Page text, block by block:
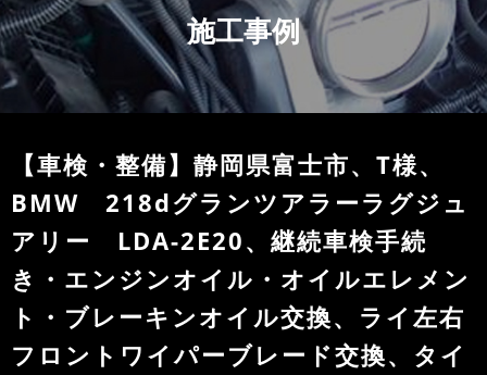
施工事例
【車検・整備】静岡県富士市、T様、
BMW 218dグランツアラーラグジュ
アリー LDA-2E20、継続車検手続
き・エンジンオイル・オイルエレメン
ト・ブレーキンオイル交換、ライ左右
フロントワイパーブレード交換、タイ